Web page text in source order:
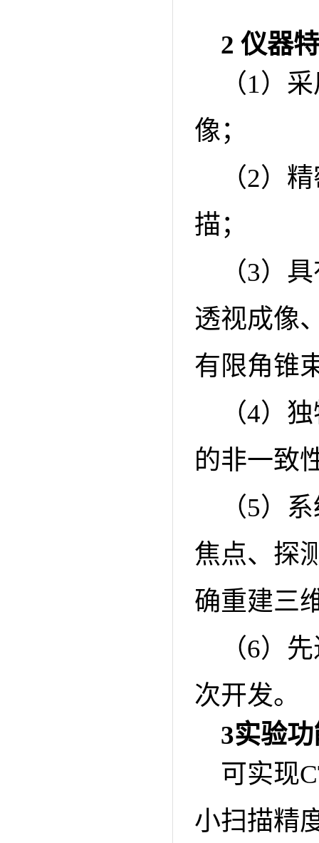
2 仪器
（1）
像；
（2）
描；
（3）
透视成像
有限角锥
（4）
的非一致
（5）
焦点、探
确重建三
（6）
次开发。
3实验
可实现
小扫描精